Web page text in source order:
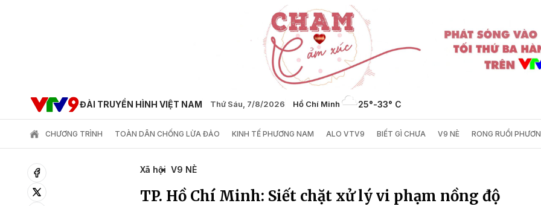
ĐÀI TRUYỀN HÌNH VIỆT NAM Thứ Sáu, 7/8/2026 Hồ Chí Minh 25°-33° C
CHƯƠNG TRÌNH TOÀN DÂN CHỐNG LỪA ĐẢO KINH TẾ PHƯƠNG NAM ALO VTV9 BIẾT GÌ CHƯA V9 NÈ RONG RUỔI
Xã hội V9 NÈ
TP. Hồ Chí Minh: Siết chặt xử lý vi phạm nồng độ